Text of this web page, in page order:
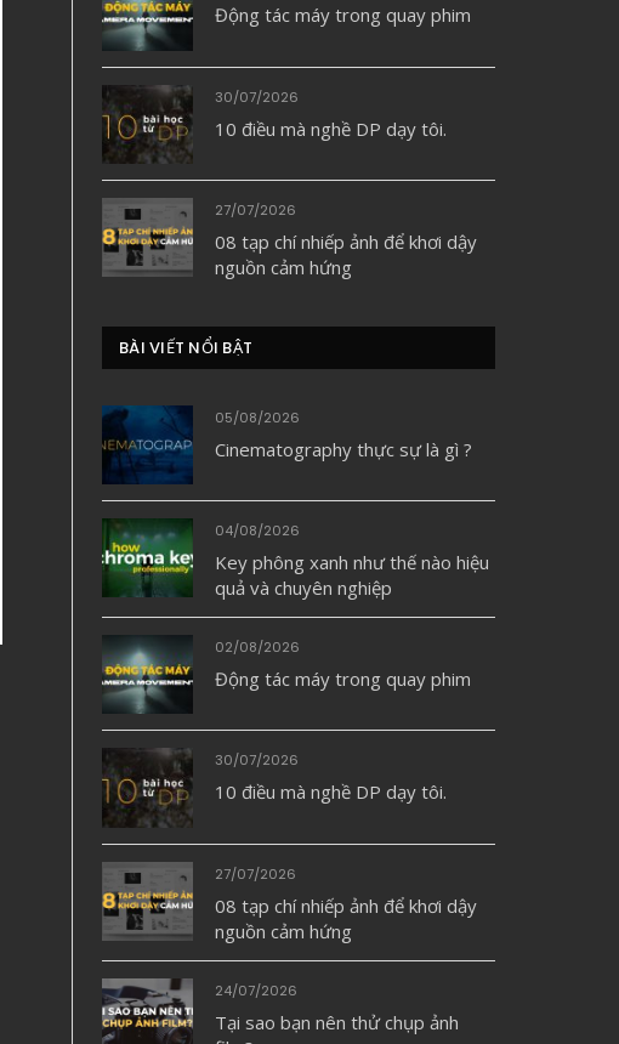
Động tác máy trong quay phim
30/07/2026
10 điều mà nghề DP dạy tôi.
27/07/2026
08 tạp chí nhiếp ảnh để khơi dậy
nguồn cảm hứng
BÀI VIẾT NỔI BẬT
05/08/2026
Cinematography thực sự là gì ?
04/08/2026
Key phông xanh như thế nào hiệu
quả và chuyên nghiệp
02/08/2026
Động tác máy trong quay phim
30/07/2026
10 điều mà nghề DP dạy tôi.
27/07/2026
08 tạp chí nhiếp ảnh để khơi dậy
nguồn cảm hứng
24/07/2026
Tại sao bạn nên thử chụp ảnh